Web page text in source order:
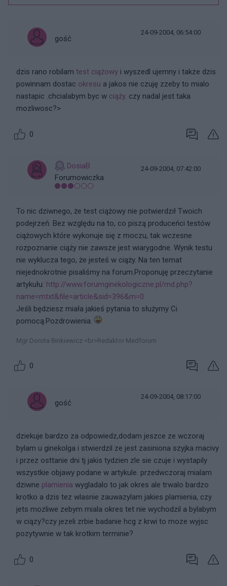
gość
24-09-2004, 06:54:00
dzis rano robilam test ciążowy i wyszedl ujemny i takze dzis
powinnam dostac okresu a jakos nie czuję zzeby to mialo
nastapic .chcialabym byc w ciąży. czy nadal jest taka
mozliwosc?>
0
DosiaB
Forumowiczka
24-09-2004, 07:42:00
To nic dziwnego, że test ciążowy nie potwierdził Twoich
podejrzeń. Bez względu na to, co piszą produceńci testów
ciążowych które wykonuje się z moczu, tak wczesne
rozpoznanie ciąży nie zawsze jest wiarygodne. Wynik testu
nie wyklucza tego, że jesteś w ciąży. Na ten temat
niejednokrotnie pisaliśmy na forum.Proponuję przeczytanie
artykułu: http://www.forumginekologiczne.pl/md.php?
name=mtxt&file=article&sid=396&m=0
Jeśli będziesz miała jakieś pytania to służymy Ci
pomocą.Pozdrowienia.
Mgr Dorota Binkiewicz <br>Redaktor Medforum
0
gość
24-09-2004, 08:17:00
dziekuje bardzo za odpowiedz,dodam jeszce ze wczoraj
bylam u ginekolga i stwierdzil ze jest zasiniona szyjka macivy
i przez osttanie dni tj jakis tydzien zle sie czuje i wystapily
wszystkie objawy podane w artykule. przedwczoraj mialam
dziwne plamienia wygladalo to jak okres ale trwalo bardzo
krotko a dzis tez wlasnie zauwazylam jakies plamienia, czy
jets mozliwe zebym miala okres tet nie wychodzil a bylabym
w ciązy?czy jezeli zrbie badanie hcg z krwi to moze wyjsc
pozytywnie w tak krotkim terminie?
0